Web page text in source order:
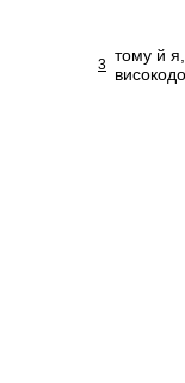
3 тому й